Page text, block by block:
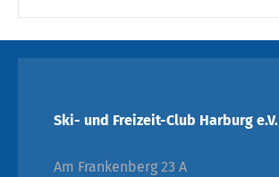
Ski- und Freizeit-Club Harburg e.V.
Am Frankenberg 23 A